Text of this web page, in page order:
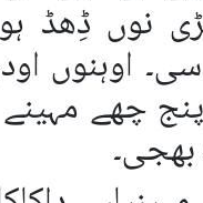
نوں ڈِھڈ
اوہنوں
چھے مہینے
بھجی۔